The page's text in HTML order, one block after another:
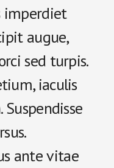
imperdiet
augue,
sed turpis.
iaculis
Suspendisse
ante vitae